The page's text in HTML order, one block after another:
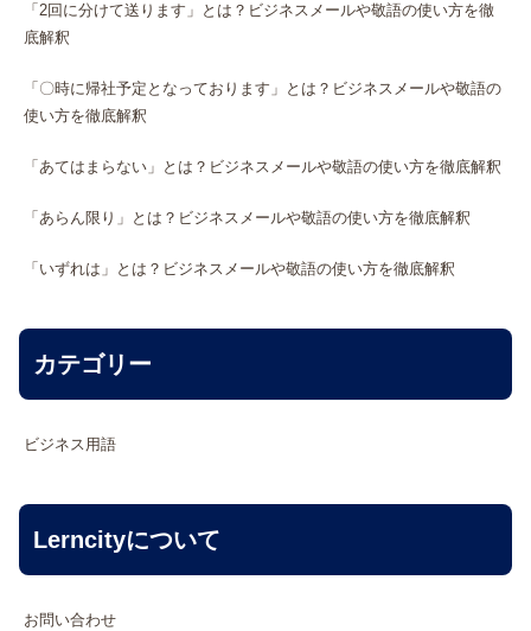
「2回に分けて送ります」とは？ビジネスメールや敬語の使い方を徹
底解釈
「〇時に帰社予定となっております」とは？ビジネスメールや敬語の
使い方を徹底解釈
「あてはまらない」とは？ビジネスメールや敬語の使い方を徹底解釈
「あらん限り」とは？ビジネスメールや敬語の使い方を徹底解釈
「いずれは」とは？ビジネスメールや敬語の使い方を徹底解釈
カテゴリー
ビジネス用語
Lerncityについて
お問い合わせ